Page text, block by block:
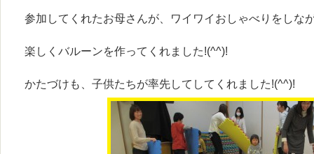
参加してくれたお母さんが、ワイワイおしゃべりをしな
楽しくバルーンを作ってくれました!(^^)!
かたづけも、子供たちが率先してしてくれました!(^^)!